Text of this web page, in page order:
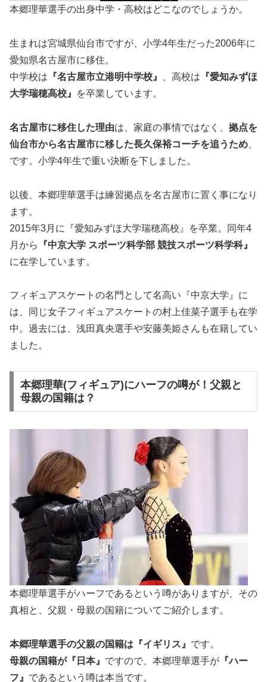
本郷理華選手の出身中学・高校はどこなのでしょうか。
生まれは宮城県仙台市ですが、小学4年生だった2006年に
愛知県名古屋市に移住。
中学校は 『名古屋市立港明中学校』 、高校は 『愛知みずほ
大学瑞穂高校』
を卒業しています。
名古屋市に移住した理由は、家庭の事情ではなく、 拠点を
仙台市から名古屋市に移した長久保裕コーチを追うため
です。小学4年生で重い決断を下しました。
以後、本郷理華選手は練習拠点を名古屋市に置く事になり
ます。
2015年3月に『愛知みずほ大学瑞穂高校』を卒業。同年4
月から
『中京大学 スポーツ科学部 競技スポーツ科学科』
に在学しています。
フィギュアスケートの名門として名高い『中京大学』に
は、同じ女子フィギュアスケートの村上佳菜子選手も在学
中。過去には、浅田真央選手や安藤美姫さんも在籍してい
ました。
本郷理華(フィギュア)にハーフの噂が！父親と
母親の国籍は？
本郷理華選手がハーフであるという噂がありますが、その
真相と、父親・母親の国籍についてご紹介します。
本郷理華選手の父親の国籍は『イギリス 』 です。
母親の国籍が『 日本』 ですので、本郷理華選手が 『ハー
フ』 であるという噂は本当です。